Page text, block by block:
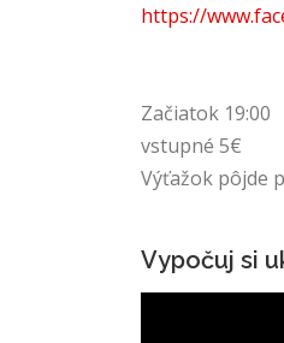
https://
Začiatok 19:00
vstupné 5€
Výťažok pôjde
Vypočuj si